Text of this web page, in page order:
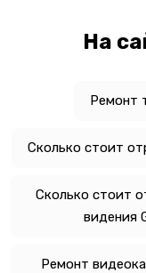
На
Ремонт
Сколько стоит
Сколько стоит
видения
Ремонт